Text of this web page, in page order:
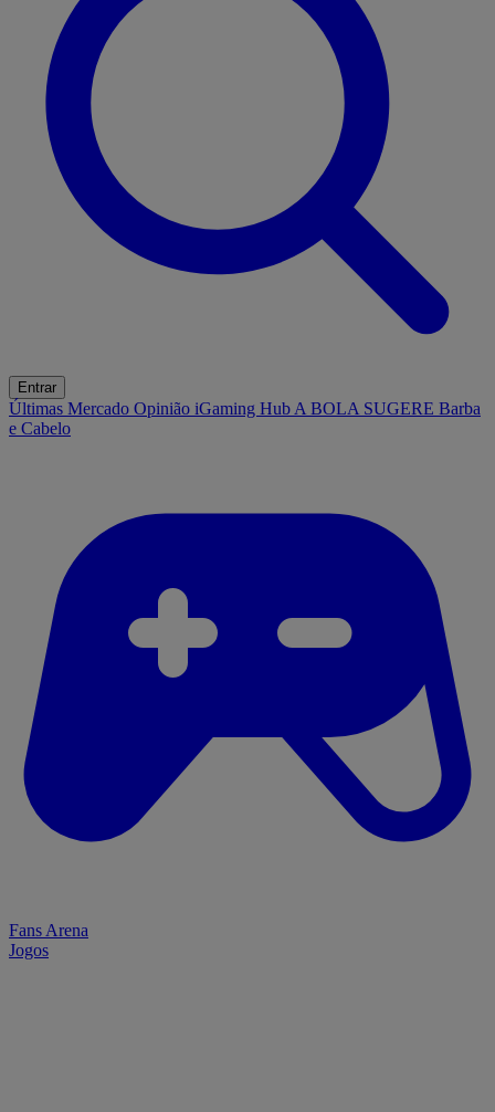
Entrar
Últimas Mercado Opinião iGaming Hub A BOLA SUGERE Barba
e Cabelo
Fans Arena
Jogos